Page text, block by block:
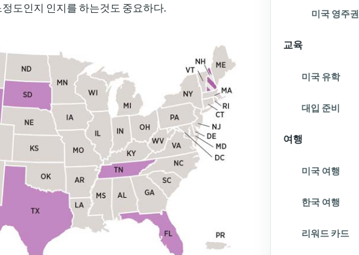
도인지 인지를 하는것도 중요하다.
미국 영주권
교육
미국 유학
대입 준비
여행
미국 여행
한국 여행
리워드 카드